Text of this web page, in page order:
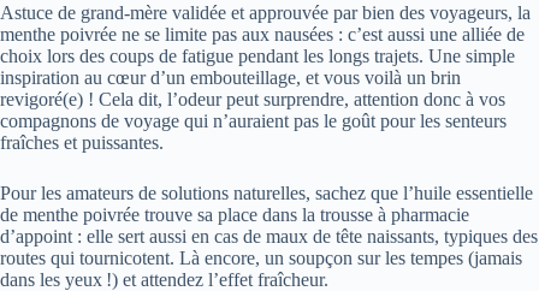
Astuce de grand-mère validée et approuvée par bien des voyageurs, la
menthe poivrée ne se limite pas aux nausées : c’est aussi une alliée de
choix lors des coups de fatigue pendant les longs trajets. Une simple
inspiration au cœur d’un embouteillage, et vous voilà un brin
revigoré(e) ! Cela dit, l’odeur peut surprendre, attention donc à vos
compagnons de voyage qui n’auraient pas le goût pour les senteurs
fraîches et puissantes.
Pour les amateurs de solutions naturelles, sachez que l’huile essentielle
de menthe poivrée trouve sa place dans la trousse à pharmacie
d’appoint : elle sert aussi en cas de maux de tête naissants, typiques des
routes qui tournicotent. Là encore, un soupçon sur les tempes (jamais
dans les yeux !) et attendez l’effet fraîcheur.